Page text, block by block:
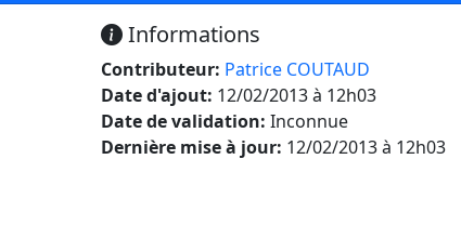
Informations
Contributeur: Patrice COUTAUD
Date d'ajout: 12/02/2013 à 12h03
Date de validation: Inconnue
Dernière mise à jour: 12/02/2013 à 12h03